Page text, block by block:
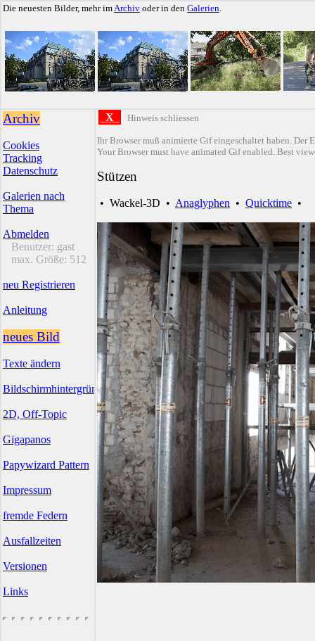
Die neuesten Bilder, mehr imArchiv oder in den Galerien.
Archiv
Cookies
Tracking
Datenschutz
Galerien nach
Thema
Abmelden
Benutzer: gast
max. Größe: 512
neu Registrieren
Anleitung
neues Bild
Texte ändern
Bildschirmhintergründe
2D, Off-Topic
Gigapanos
Papywizard Pattern
Impressum
fremde Federn
Ausfallzeiten
Versionen
Links
X Hinweis schliessen
Ihr Browser muß animierte Gif eingeschaltet haben. Der
Your Browser must have animated Gif enabled. Best
Stützen
• Wackel-3D • Anaglyphen • Quicktime •